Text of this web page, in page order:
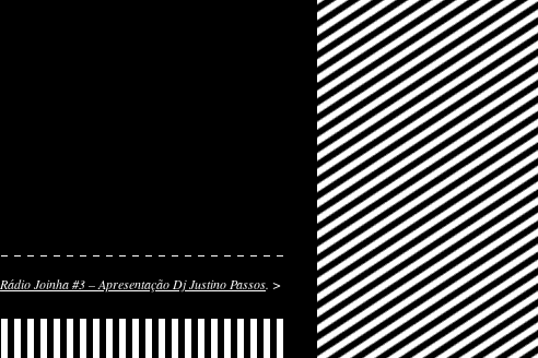
Rádio Joinha #3 – Apresentação Dj Justino Passos. >